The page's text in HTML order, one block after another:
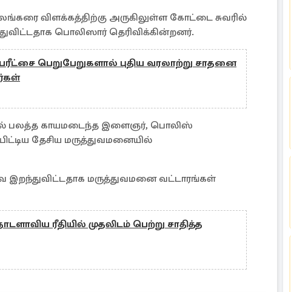
விளக்கத்திற்கு அருகிலுள்ள கோட்டை சுவரில்
பொலிஸார் தெரிவிக்கின்றனர்.
பரீட்சை பெறுபேறுகளால் புதிய வரலாற்று சாதனை
பலத்த காயமடைந்த இளைஞர், பொலிஸ்
தேசிய மருத்துவமனையில்
மருத்துவமனை வட்டாரங்கள்
ரீதியில் முதலிடம் பெற்று சாதித்த